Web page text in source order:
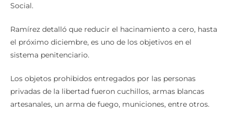
Social.
Ramírez detalló que reducir el hacinamiento a cero, hasta
el próximo diciembre, es uno de los objetivos en el
sistema penitenciario.
Los objetos prohibidos entregados por las personas
privadas de la libertad fueron cuchillos, armas blancas
artesanales, un arma de fuego, municiones, entre otros.